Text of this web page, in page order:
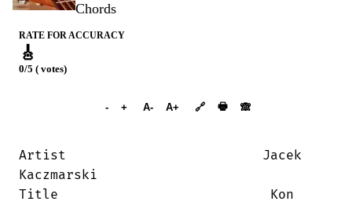
Chords
RATE FOR ACCURACY
🎸
0/5 ( votes)
- + A- A+ 🔗 🖶 🙈︎
Artist                         Jacek
Kaczmarski
Title                           Kon